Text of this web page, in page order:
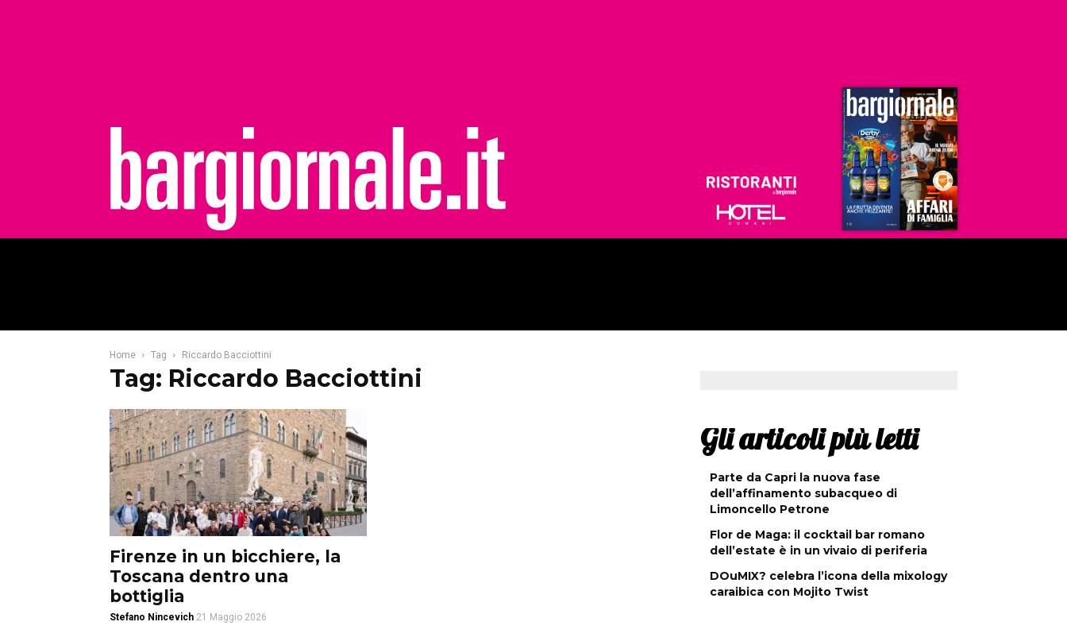
Ristoranti
Hoteldomani
Home Tag Riccardo Bacciottini
Tag: Riccardo Bacciottini
Firenze in un bicchiere, la
Toscana dentro una
bottiglia
Stefano Nincevich 21 Maggio 2026
Gli articoli più letti
Parte da Capri la nuova fase
dell’affinamento subacqueo di
Limoncello Petrone
Flor de Maga: il cocktail bar romano
dell’estate è in un vivaio di periferia
DOuMIX? celebra l’icona della mixology
caraibica con Mojito Twist